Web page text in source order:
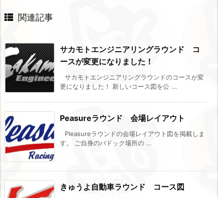
関連記事
サカモトエンジニアリングラウンド コ
ースが変更になりました！
サカモトエンジニアリングラウンドのコースが変
更になりました！ 新しいコース図を公 ...
Peasureラウンド 会場レイアウト
Pleasureラウンドの会場レイアウト図を掲載しま
す。 ご自身のパドック場所の ...
きゅうよ自動車ラウンド コース図